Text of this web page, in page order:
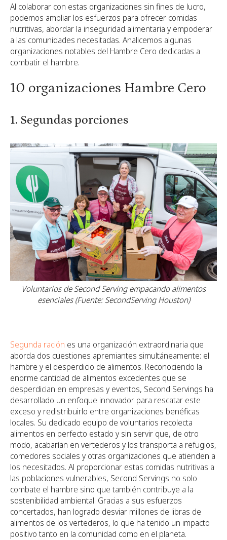
Al colaborar con estas organizaciones sin fines de lucro,
podemos ampliar los esfuerzos para ofrecer comidas
nutritivas, abordar la inseguridad alimentaria y empoderar
a las comunidades necesitadas. Analicemos algunas
organizaciones notables del Hambre Cero dedicadas a
combatir el hambre.
10 organizaciones Hambre Cero
1. Segundas porciones
Voluntarios de Second Serving empacando alimentos
esenciales (Fuente: SecondServing Houston)
Segunda ración es una organización extraordinaria que
aborda dos cuestiones apremiantes simultáneamente: el
hambre y el desperdicio de alimentos. Reconociendo la
enorme cantidad de alimentos excedentes que se
desperdician en empresas y eventos, Second Servings ha
desarrollado un enfoque innovador para rescatar este
exceso y redistribuirlo entre organizaciones benéficas
locales. Su dedicado equipo de voluntarios recolecta
alimentos en perfecto estado y sin servir que, de otro
modo, acabarían en vertederos y los transporta a refugios,
comedores sociales y otras organizaciones que atienden a
los necesitados. Al proporcionar estas comidas nutritivas a
las poblaciones vulnerables, Second Servings no solo
combate el hambre sino que también contribuye a la
sostenibilidad ambiental. Gracias a sus esfuerzos
concertados, han logrado desviar millones de libras de
alimentos de los vertederos, lo que ha tenido un impacto
positivo tanto en la comunidad como en el planeta.